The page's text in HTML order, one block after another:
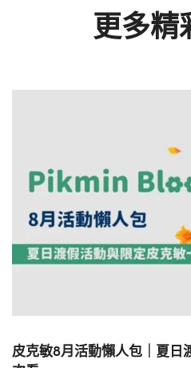
更多精
皮克敏8月活動懶人包｜夏日